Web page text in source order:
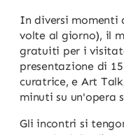
In diversi momenti
volte al giorno), il
gratuiti per i
presentazione di
curatrice, e Art
minuti su un'opera
Gli incontri si